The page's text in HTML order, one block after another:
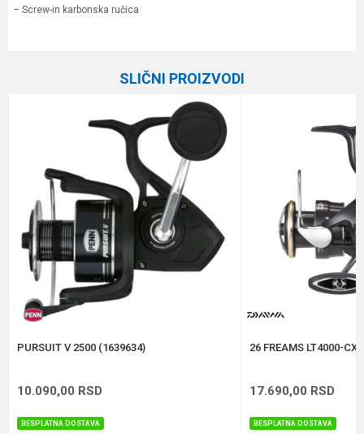
– Screw-in karbonska ručica
2500
10+1
Brend Abu Garcia
Kapacitet 0.23/170 m
Težina 140 g
Anti-spam zaštita - izračunajte koliko je 2 + 3 :
SLIČNI PROIZVODI
PURSUIT V 2500 (1639634)
10.090,00 RSD
BESPLATNA DOSTAVA
26 FREAMS LT4000-
17.690,00 RSD
BESPLATNA DOSTAVA